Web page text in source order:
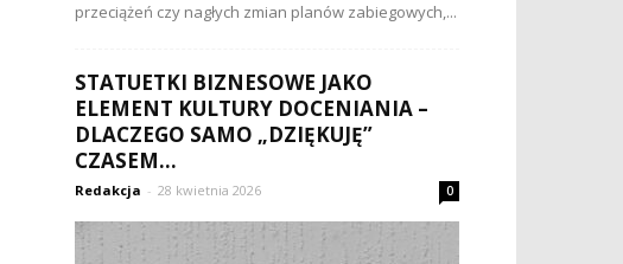
przeciążeń czy nagłych zmian planów zabiegowych,...
STATUETKI BIZNESOWE JAKO
ELEMENT KULTURY DOCENIANIA –
DLACZEGO SAMO „DZIĘKUJĘ”
CZASEM...
Redakcja - 28 kwietnia 2026 0